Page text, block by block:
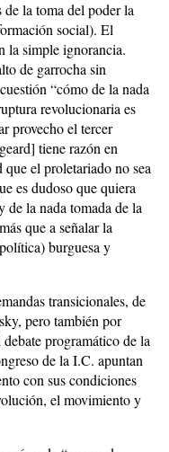
la toma del poder la
social). El
la simple ignorancia.
de garrocha sin
“cómo de la nada
revolucionaria es
provecho el tercer
tiene razón en
el proletariado no sea
es dudoso que quiera
la nada tomada de la
que a señalar la
burguesa y
transicionales, de
pero también por
programático de la
de la I.C. apuntan
con sus condiciones
el movimiento y